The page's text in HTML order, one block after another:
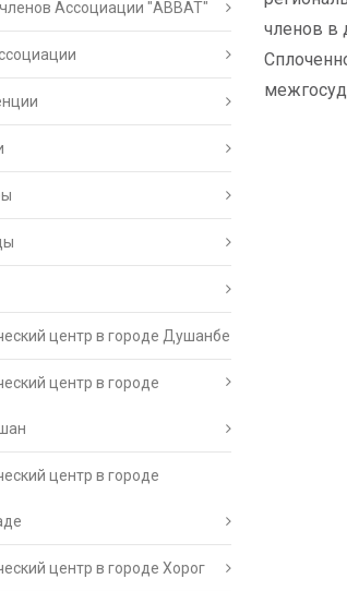
членов Ассоциации "АВВАТ"
центр в городе Душанбе
центр в городе
центр в городе
центр в городе Хорог
членов в